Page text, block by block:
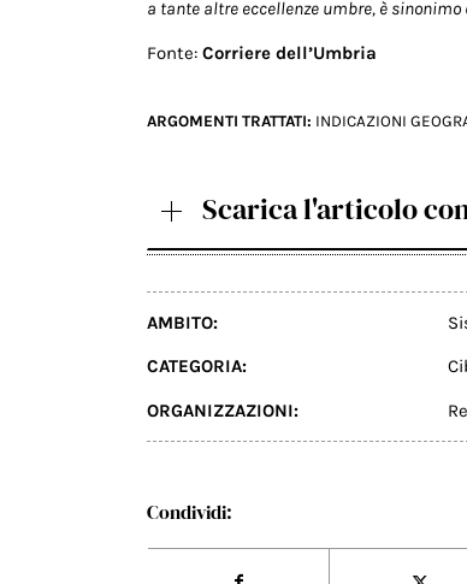
a tante altre eccellenze umbre, è
Fonte: Corriere dell’Umbria
ARGOMENTI TRATTATI: INDICAZIONI
Scarica l'articolo
AMBITO:
CATEGORIA:
ORGANIZZAZIONI:
Condividi: